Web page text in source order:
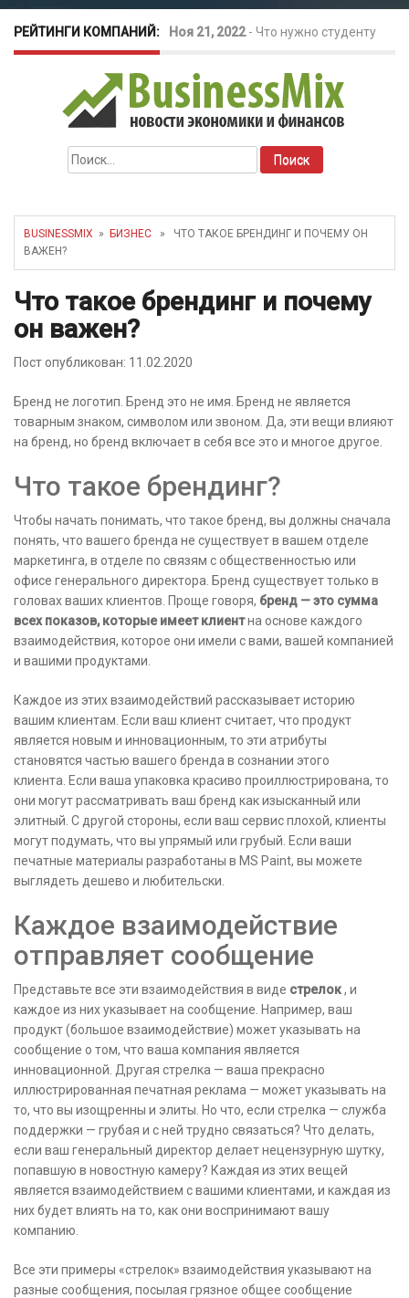
РЕЙТИНГИ КОМПАНИЙ: Ноя 21, 2022- Что нужно студенту
для открытия бизнеса?
Окт 26, 2022-Телефония для
amoCRM: лучшие инструменты для
бизнеса
как защитить свой бизнес?
Найти:
BUSINESSMIX » БИЗНЕС » ЧТО ТАКОЕ БРЕНДИНГ И ПОЧЕМУ ОН
ВАЖЕН?
Что такое брендинг и почему
он важен?
Пост опубликован: 11.02.2020
Бренд не логотип. Бренд это не имя. Бренд не является
товарным знаком, символом или звоном. Да, эти вещи влияют
на бренд, но бренд включает в себя все это и многое другое.
Что такое брендинг?
Чтобы начать понимать, что такое бренд, вы должны сначала
понять, что вашего бренда не существует в вашем отделе
маркетинга, в отделе по связям с общественностью или
офисе генерального директора. Бренд существует только в
головах ваших клиентов. Проще говоря, бренд — это сумма
всех показов, которые имеет клиентна основе каждого
взаимодействия, которое они имели с вами, вашей компанией
и вашими продуктами.
Каждое из этих взаимодействий рассказывает историю
вашим клиентам. Если ваш клиент считает, что продукт
является новым и инновационным, то эти атрибуты
становятся частью вашего бренда в сознании этого
клиента. Если ваша упаковка красиво проиллюстрирована, то
они могут рассматривать ваш бренд как изысканный или
элитный. С другой стороны, если ваш сервис плохой, клиенты
могут подумать, что вы упрямый или грубый. Если ваши
печатные материалы разработаны в MS Paint, вы можете
выглядеть дешево и любительски.
Каждое взаимодействие
отправляет сообщение
Представьте все эти взаимодействия в виде стрелок, и
каждое из них указывает на сообщение. Например, ваш
продукт (большое взаимодействие) может указывать на
сообщение о том, что ваша компания является
инновационной. Другая стрелка — ваша прекрасно
иллюстрированная печатная реклама — может указывать на
то, что вы изощренны и элиты. Но что, если стрелка — служба
поддержки — грубая и с ней трудно связаться? Что делать,
если ваш генеральный директор делает нецензурную шутку,
попавшую в новостную камеру? Каждая из этих вещей
является взаимодействием с вашими клиентами, и каждая из
них будет влиять на то, как они воспринимают вашу
компанию.
Все эти примеры «стрелок» взаимодействия указывают на
разные сообщения, посылая грязное общее сообщение